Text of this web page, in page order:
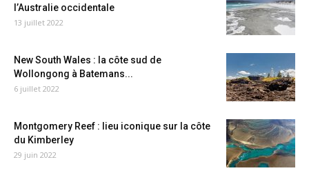
l’Australie occidentale
13 juillet 2022
New South Wales : la côte sud de
Wollongong à Batemans...
6 juillet 2022
Montgomery Reef : lieu iconique sur la côte
du Kimberley
29 juin 2022